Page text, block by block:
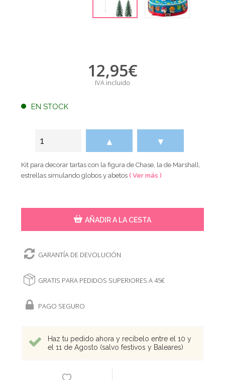
12,95€
IVA incluido
EN STOCK
▲ ▼
Kit para decorar tartas con la figura de Chase, la de Marshall,
estrellas simulando globos y abetos( Ver más )
AÑADIR A LA CESTA
GARANTÍA DE DEVOLUCIÓN
GRATIS PARA PEDIDOS SUPERIORES A 45€
PAGO SEGURO
Haz tu pedido ahora y recíbelo entre el 10 y
el 11 de Agosto (salvo festivos y Baleares)